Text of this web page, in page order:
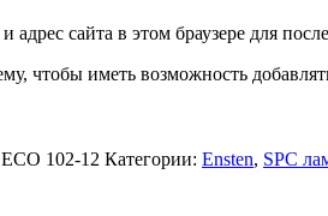
адрес сайта в этом браузере для
чтобы иметь возможность
102-12 Категории: Ensten, SPC